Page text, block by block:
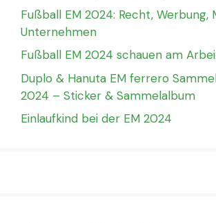
Fußball EM 2024: Recht, Werbung,
Unternehmen
Fußball EM 2024 schauen am
Duplo & Hanuta EM ferrero
2024 – Sticker & Sammelalbum
Einlaufkind bei der EM 2024